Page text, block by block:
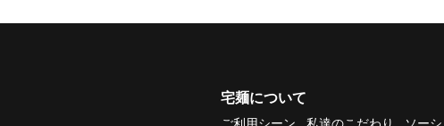
宅麺について
ご利用シーン 私達のこだわり ソー